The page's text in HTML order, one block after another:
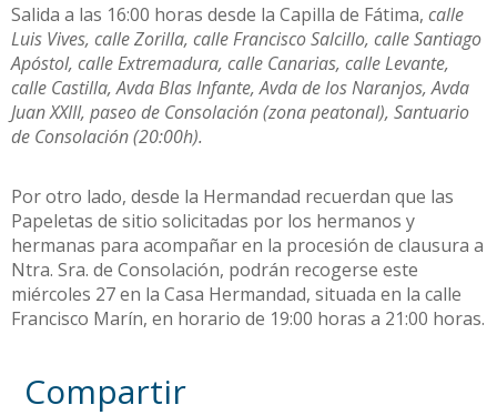
Salida a las 16:00 horas desde la Capilla de Fátima, calle
Luis Vives, calle Zorilla, calle Francisco Salcillo, calle Santiago
Apóstol, calle Extremadura, calle Canarias, calle Levante,
calle Castilla, Avda Blas Infante, Avda de los Naranjos, Avda
Juan XXIII, paseo de Consolación (zona peatonal), Santuario
de Consolación (20:00h).
Por otro lado, desde la Hermandad recuerdan que las
Papeletas de sitio solicitadas por los hermanos y
hermanas para acompañar en la procesión de clausura a
Ntra. Sra. de Consolación, podrán recogerse este
miércoles 27 en la Casa Hermandad, situada en la calle
Francisco Marín, en horario de 19:00 horas a 21:00 horas.
Compartir